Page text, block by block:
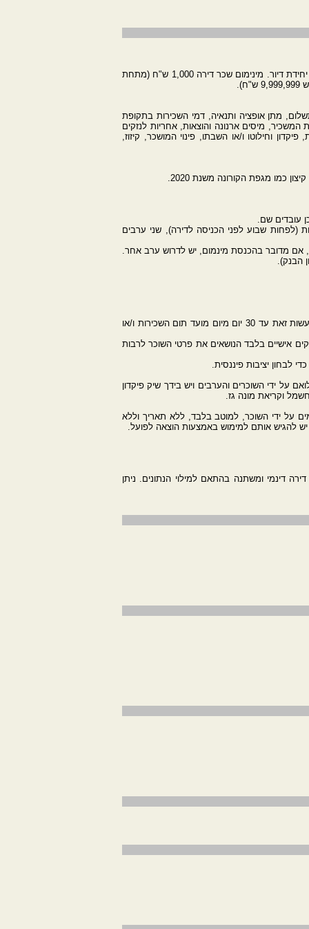
המחולל מיועד לעסקת שכירות דירה למטרת מגורים, קוטג', בית פרטי, דירת גג, דירת גג, דופלקס, טריפלקס, פנטאוז, דירות יוקרה, או יחידת דיור. מינימום שכר דירה 1,000 ש"ח (מתחת
מתן אופציה ותנאיה, דמי השכירות בתקופת
המשכיר, מיסים ארנונה והוצאות, אחריות לנזקים
וחילוטו ו/או השבתו, פינוי המושכר, קיזוז,
(לפחות שבוע לפני הכניסה לדירה), שני ערבים
הבנק).
11. במידה של פיגור בפינוי מעל לשבוע – מוטב לפנות את השוכרים באופן מיידי בכוח סביר, בליווי חברת אבטחה - החוק מתיר לך לעשות זאת עד 30 יום מיום מועד תום השכירות ו/או
אישיים בלבד הנושאים את פרטי השוכר לרבות
ידי השוכרים והערבים ויש בידך שיק פיקדון
וקריאת מונה גז.
על ידי השוכר, למוטב בלבד, ללא תאריך וללא
להגיש אותם למימוש באמצעות הוצאה לפועל.
דינמי ומשתנה בהתאם למילוי הנתונים. ניתן